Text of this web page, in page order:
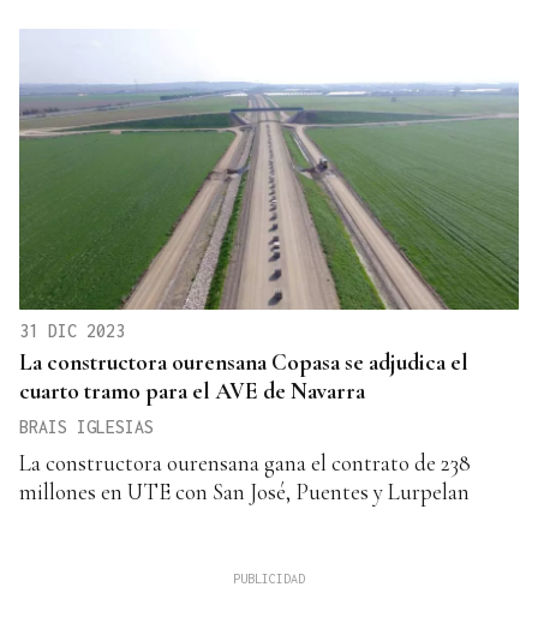
31 DIC 2023
La constructora ourensana Copasa se adjudica el
cuarto tramo para el AVE de Navarra
BRAIS IGLESIAS
La constructora ourensana gana el contrato de 238
millones en UTE con San José, Puentes y Lurpelan